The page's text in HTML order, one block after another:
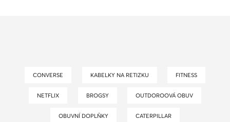
CONVERSE KABELKY NA RETIZKU FITNESS
NETFLIX BROGSY OUTDOROOVÁ OBUV
OBUVNÍ DOPLŇKY CATERPILLAR